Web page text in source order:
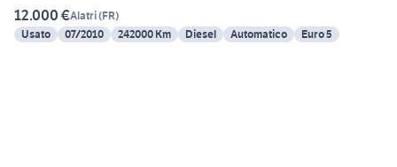
12.000 €Alatri(FR)
Usato
07/2010 242000 Km Diesel Automatico Euro 5